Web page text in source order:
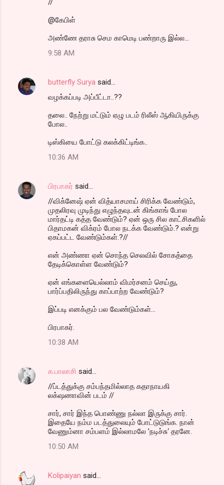
@கேபிள்
அண்ணே தராசு செம காமெடி பண்றாரு இல்ல...
9:58 AM
butterfly Surya said…
வழக்கப்படி அப்பீட்டா..??
தலை.. நேற்று மட்டும் ஏழு படம் ரிலீஸ் ஆகியிருக்கு
போல..
டிஸ்கியை போட்டு கலக்கிட்டிங்க..
10:36 AM
பிரபாகர் said…
//விக்னேஷ் ஏன் வித்யாசமாய் சிரிக்க வேண்டும்,
முதலிரவு முடிந்து எழுந்தவுடன் கிங்காங் போல
மார்தட்டி கத்த வேண்டும்? ஏன் ஒரு சில காட்சிகளில்
பிதாமகன் விக்ரம் போல நடக்க வேண்டும்.? என்று
ஏகப்பட்ட வேண்டும்கள்.?//
என் அண்ணா ஏன் சொந்த செலவில் சோகத்தை
தேடிக்கொள்ள வேண்டும்?
ஏன் எங்களையெல்லாம் விமர்சனம் செய்து,
பார்ப்பதிலிருந்து காப்பாற்ற வேண்டும்?
இப்படி எனக்கும் பல வேண்டும்கள்...
பிரபாகர்.
10:38 AM
க.பாலாசி said…
//ப்டத்துக்கு சம்பந்தமில்லாத கதாநாயகி
லக்‌ஷணாவின் படம் //
சார், சார் இந்த பொண்ணு நல்லா இருக்கு சார்.
இதையே நம்ம படத்துலையும் போட்டுடுங்க. நான்
வேணும்னா சம்பளம் இல்லாமலே ’நடிச்சு‘ தரனே.
10:50 AM
Kolipaiyan said…